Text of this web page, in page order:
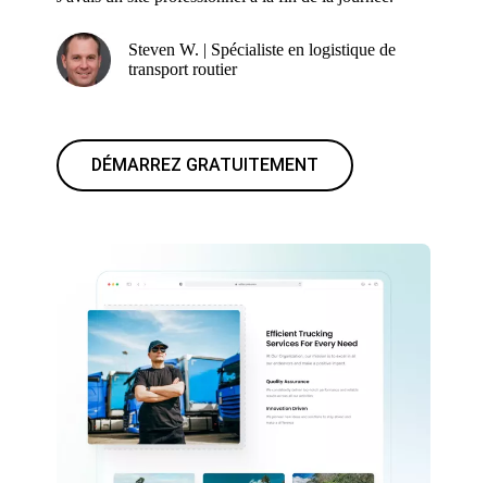
Steven W. | Spécialiste en logistique de
transport routier
DÉMARREZ GRATUITEMENT